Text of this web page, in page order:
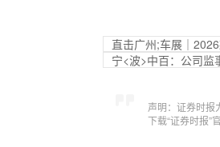
直击广州;车展｜
宁<波>中百：公司监
声明：证券时报
下载“证券时报”